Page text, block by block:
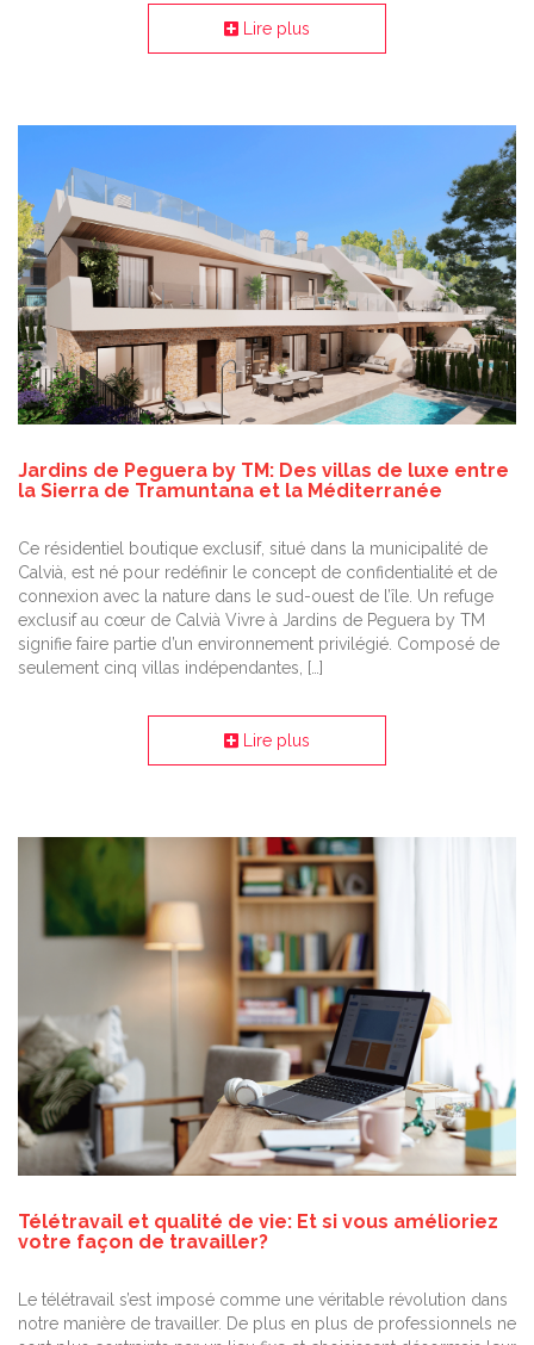
Lire plus
Jardins de Peguera by TM: Des villas de luxe entre
la Sierra de Tramuntana et la Méditerranée
Ce résidentiel boutique exclusif, situé dans la municipalité de
Calvià, est né pour redéfinir le concept de confidentialité et de
connexion avec la nature dans le sud-ouest de l’île. Un refuge
exclusif au cœur de Calvià Vivre à Jardins de Peguera by TM
signifie faire partie d’un environnement privilégié. Composé de
seulement cinq villas indépendantes, […]
Lire plus
Télétravail et qualité de vie: Et si vous amélioriez
votre façon de travailler?
Le télétravail s’est imposé comme une véritable révolution dans
notre manière de travailler. De plus en plus de professionnels ne